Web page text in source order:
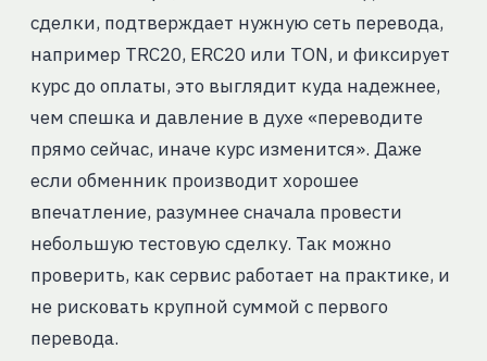
сделки, подтверждает нужную сеть перевода,
например TRC20, ERC20 или TON, и фиксирует
курс до оплаты, это выглядит куда надежнее,
чем спешка и давление в духе «переводите
прямо сейчас, иначе курс изменится». Даже
если обменник производит хорошее
впечатление, разумнее сначала провести
небольшую тестовую сделку. Так можно
проверить, как сервис работает на практике, и
не рисковать крупной суммой с первого
перевода.